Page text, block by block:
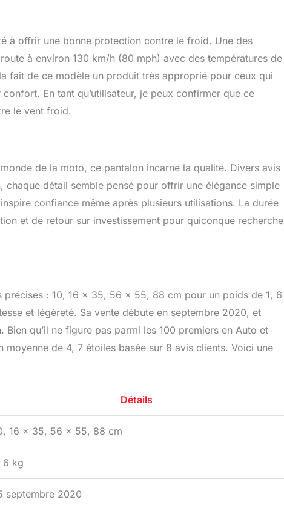
à offrir une bonne protection contre le froid. Une des
à environ 130 km/h (80 mph) avec des températures de
fait de ce modèle un produit très approprié pour ceux qui
En tant qu’utilisateur, je peux confirmer que ce
le vent froid.
de la moto, ce pantalon incarne la qualité. Divers avis
détail semble pensé pour offrir une élégance simple
confiance même après plusieurs utilisations. La durée
et de retour sur investissement pour quiconque recherche
: 10, 16 x 35, 56 x 55, 88 cm pour un poids de 1, 6
et légèreté. Sa vente débute en septembre 2020, et
qu’il ne figure pas parmi les 100 premiers en Auto et
de 4, 7 étoiles basée sur 8 avis clients. Voici une
Détails
16 x 35, 56 x 55, 88 cm
6 kg
septembre 2020